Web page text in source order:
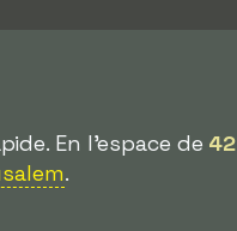
En l'espace de 42
.